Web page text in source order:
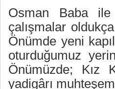
Osman Baba ile
çalışmalar
Önümde yeni
oturduğumuz
Önümüzde; Kız
yadigârı